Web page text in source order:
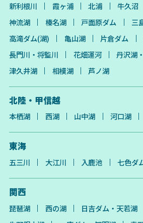
新利根川 霞ヶ浦 北浦 牛久沼
神流湖
榛名湖 戸面原ダム 三
高滝ダム(湖)
亀山湖 片倉ダム
長門川・将監川
花畑運河
丹沢湖
津久井湖
相模湖 芦ノ湖
北陸・甲信越
本栖湖 西湖 山中湖 河口湖
東海
五三川 大江川 入鹿池 七色ダ
関西
琵琶湖 西の湖 日吉ダム・天若湖